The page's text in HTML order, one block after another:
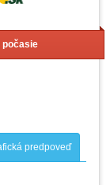
počasie
predpoveď